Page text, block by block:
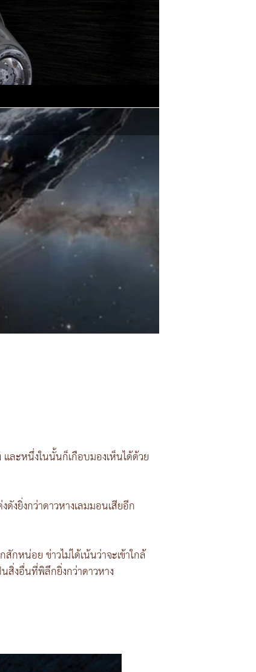
ละหนึ่งในนั้นก็เกือบมองเห็นได้ด้วย
งยิ่งกว่าดาวหางเลมมอนเสียอีก
หน่อย ข่าวไม่ได้เน้นว่าจะเข้าใกล้
สิ่งอื่นที่พิลึกยิ่งกว่าดาวหาง